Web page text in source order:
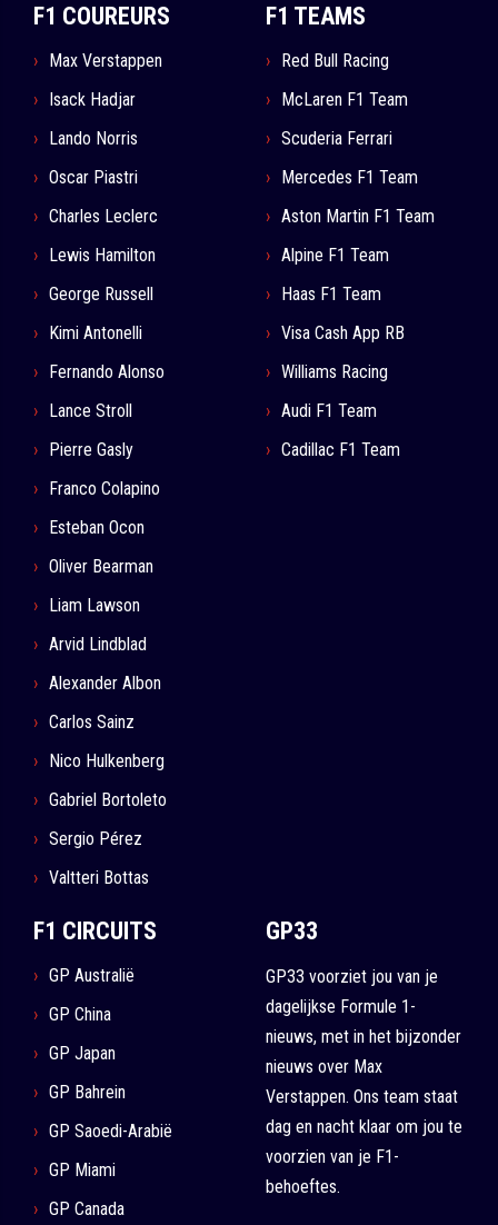
F1 COUREURS
Max Verstappen
Isack Hadjar
Lando Norris
Oscar Piastri
Charles Leclerc
Lewis Hamilton
George Russell
Kimi Antonelli
Fernando Alonso
Lance Stroll
Pierre Gasly
Franco Colapino
Esteban Ocon
Oliver Bearman
Liam Lawson
Arvid Lindblad
Alexander Albon
Carlos Sainz
Nico Hulkenberg
Gabriel Bortoleto
Sergio Pérez
Valtteri Bottas
F1 TEAMS
Red Bull Racing
McLaren F1 Team
Scuderia Ferrari
Mercedes F1 Team
Aston Martin F1 Team
Alpine F1 Team
Haas F1 Team
Visa Cash App RB
Williams Racing
Audi F1 Team
Cadillac F1 Team
F1 CIRCUITS
GP Australië
GP China
GP Japan
GP Bahrein
GP Saoedi-Arabië
GP Miami
GP Canada
GP33
GP33 voorziet jou van je
dagelijkse Formule 1-
nieuws, met in het bijzonder
nieuws over Max
Verstappen. Ons team staat
dag en nacht klaar om jou te
voorzien van je F1-
behoeftes.